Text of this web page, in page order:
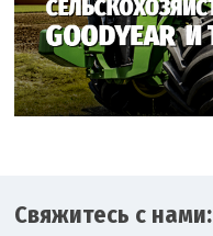
Свяжитесь с нами: